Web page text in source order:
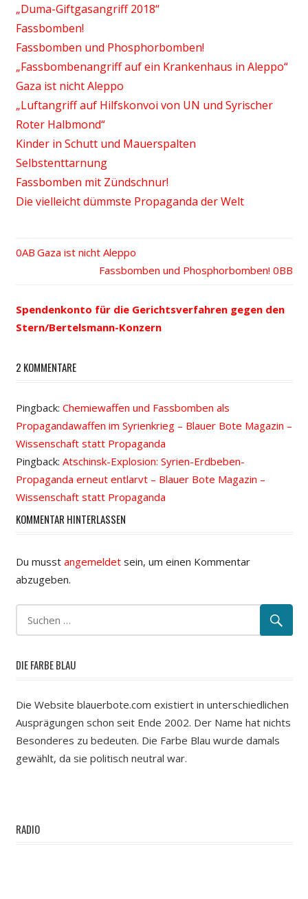
„Duma-Giftgasangriff 2018“
Fassbomben!
Fassbomben und Phosphorbomben!
„Fassbombenangriff auf ein Krankenhaus in Aleppo“
Gaza ist nicht Aleppo
„Luftangriff auf Hilfskonvoi von UN und Syrischer
Roter Halbmond“
Kinder in Schutt und Mauerspalten
Selbstenttarnung
Fassbomben mit Zündschnur!
Die vielleicht dümmste Propaganda der Welt
Vorheriger
Gaza ist nicht Aleppo
Nächster
Fassbomben und Phosphorbomben!
Spendenkonto für die Gerichtsverfahren gegen den
Stern/Bertelsmann-Konzern
2 KOMMENTARE
Pingback: Chemiewaffen und Fassbomben als
Propagandawaffen im Syrienkrieg – Blauer Bote Magazin –
Wissenschaft statt Propaganda
Pingback: Atschinsk-Explosion: Syrien-Erdbeben-
Propaganda erneut entlarvt – Blauer Bote Magazin –
Wissenschaft statt Propaganda
KOMMENTAR HINTERLASSEN
Du musst angemeldetsein, um einen Kommentar
abzugeben.
DIE FARBE BLAU
Die Website blauerbote.com existiert in unterschiedlichen
Ausprägungen schon seit Ende 2002. Der Name hat nichts
Besonderes zu bedeuten. Die Farbe Blau wurde damals
gewählt, da sie politisch neutral war.
RADIO